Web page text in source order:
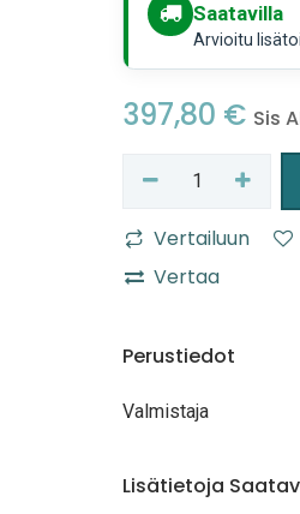
Saatavilla
Arvioitu
397,80 € Sis
Vertailuun
Vertaa
Perustiedot
Valmistaja
Lisätietoja